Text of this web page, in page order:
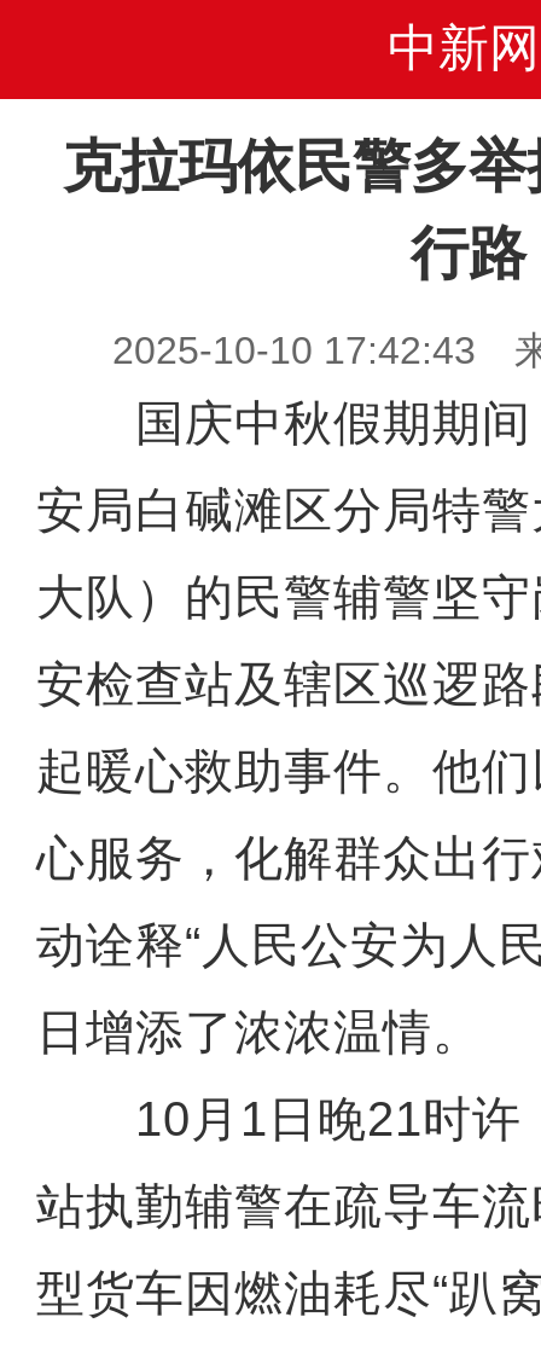
中新网
克拉玛依民警多
行路
2025-10-10 17:42:43
国庆中秋假期期间
安局白碱滩区分局特
大队）的民警辅警坚
安检查站及辖区巡逻
起暖心救助事件。他
心服务，化解群众出
动诠释“人民公安为人
日增添了浓浓温情。
10月1日晚21时许
站执勤辅警在疏导车
型货车因燃油耗尽“趴